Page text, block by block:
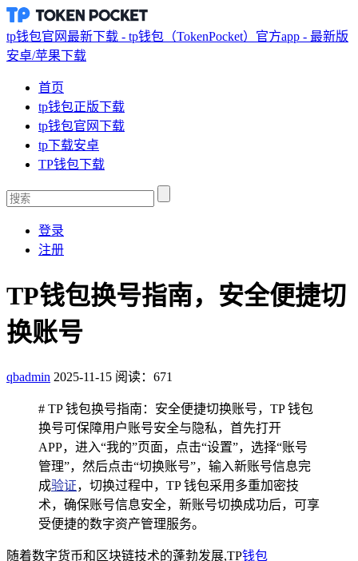
tp钱包官网最新下载 - tp钱包（TokenPocket）官方app - 最新版
安卓/苹果下载
首页
tp钱包正版下载
tp钱包官网下载
tp下载安卓
TP钱包下载
登录
注册
TP钱包换号指南，安全便捷切
换账号
qbadmin 2025-11-15 阅读：671
# TP 钱包换号指南：安全便捷切换账号，TP 钱包
换号可保障用户账号安全与隐私，首先打开
APP，进入“我的”页面，点击“设置”，选择“账号
管理”，然后点击“切换账号”，输入新账号信息完
成验证，切换过程中，TP 钱包采用多重加密技
术，确保账号信息安全，新账号切换成功后，可享
受便捷的数字资产管理服务。
随着数字货币和区块链技术的蓬勃发展,TP钱包